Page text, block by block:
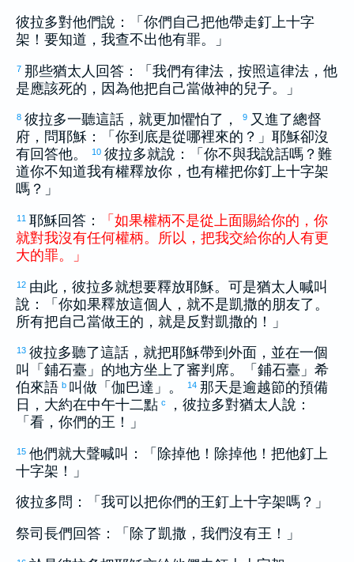
彼拉多對他們說：「你們自己把他帶走釘上十字
架！要知道，我查不出他有罪。」
7 那些猶太 人回答：「我們有律法，按照這律法，他
是應該死的，因為他把自己當做神的兒子。」
8 彼拉多一聽這話，就更加懼怕了， 9 又進了總督
府，問耶穌：「你到底是從哪裡來的？」耶穌卻沒
有回答他。
10 彼拉多就說：「你不與我說話嗎？難
道你不知道我有權釋放你，也有權把你釘上十字架
嗎？」
11 耶穌回答： 「 如果權柄不是從 上面賜給你的 ， 你
就對我沒有任何權柄。 所以 ， 把我交給你的 人 有更
大的罪。 」
12 由此， 彼拉多就想要釋放耶穌。可是猶太 人喊叫
說：「你如果釋放這個人，就不是凱撒的朋友了。
所有把自己當做王的，就是反對凱撒的！」
13 彼拉多聽了這話，就把耶穌帶到外面，並在一個
叫「鋪石臺」的地方坐上了審判席。「鋪石臺」 希
伯來語 b 叫做「伽巴達」。 14 那天是逾越節的預備
日，大約在中午十二點 c ， 彼拉多對猶太 人說：
「看，你們的王！」
15 他們就大聲喊叫：「除掉他！除掉他！把他釘上
十字架！」
彼拉多 問：「我可以把你們的王釘上十字架嗎？」
祭司長們回答：「除了凱撒，我們沒有王！」